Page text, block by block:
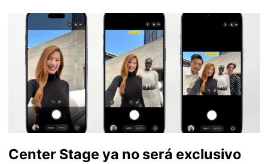
Center Stage ya no será exclusivo